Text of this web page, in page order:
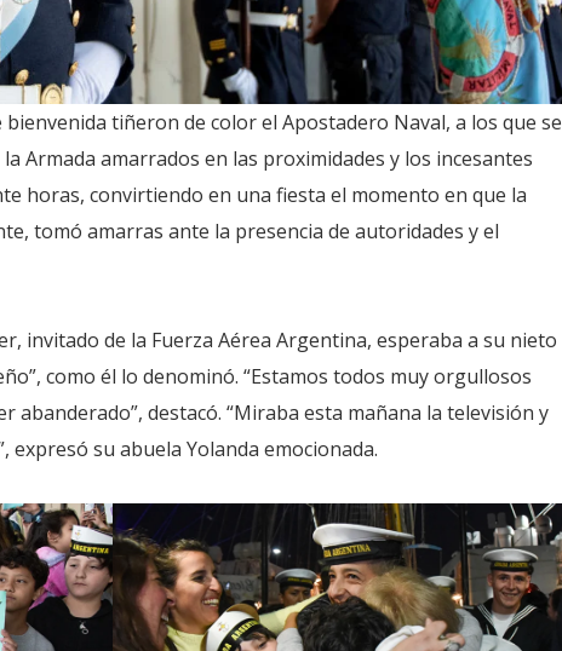
tiñeron de color el Apostadero Naval, a los que se
Armada amarrados en las proximidades y los incesantes
horas, convirtiendo en una fiesta el momento en que la
tomó amarras ante la presencia de autoridades y el
invitado de la Fuerza Aérea Argentina, esperaba a su nieto
como él lo denominó. “Estamos todos muy orgullosos
abanderado”, destacó. “Miraba esta mañana la televisión y
expresó su abuela Yolanda emocionada.